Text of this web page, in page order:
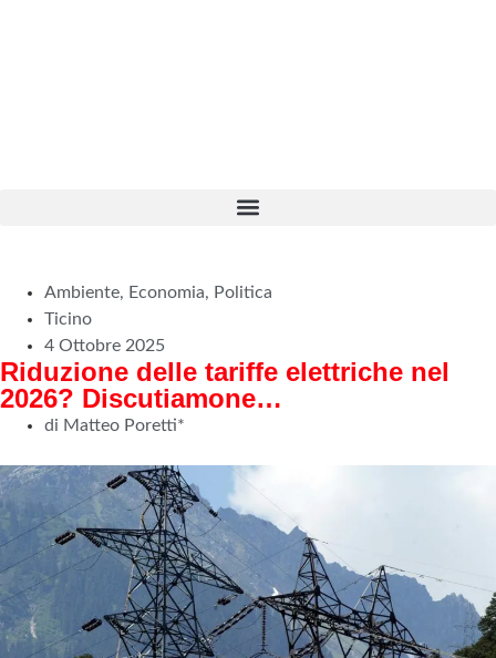
Ambiente, Economia, Politica
Ticino
4 Ottobre 2025
Riduzione delle tariffe elettriche nel
2026? Discutiamone…
di Matteo Poretti*